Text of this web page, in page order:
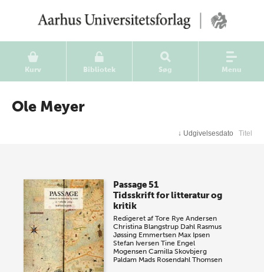
Kurv Bibliotek Søg Menu
Ole Meyer
↓ Udgivelsesdato Titel
Passage 51
Tidsskrift for litteratur og
kritik
Redigeret afTore Rye Andersen
Christina Blangstrup Dahl Rasmus
Jøssing Emmertsen Max Ipsen
Stefan Iversen Tine Engel
Mogensen Camilla Skovbjerg
Paldam Mads Rosendahl Thomsen